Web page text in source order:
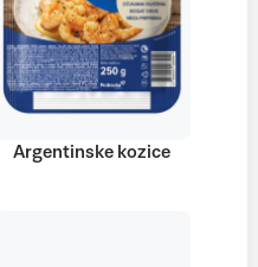
Argentinske kozice